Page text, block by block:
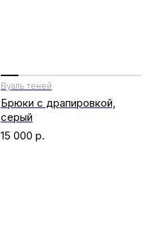
Вуаль теней
Брюки с драпировкой,
серый
15 000 р.